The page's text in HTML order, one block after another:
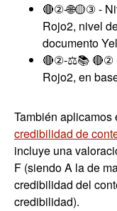
🔴②-🌐🟡③ -
Rojo2, nivel
documento
🔴②-⚖️📚 🔴②
Rojo2, en
También aplicamos
credibilidad de
incluye una
F (siendo A la de
credibilidad del
credibilidad).